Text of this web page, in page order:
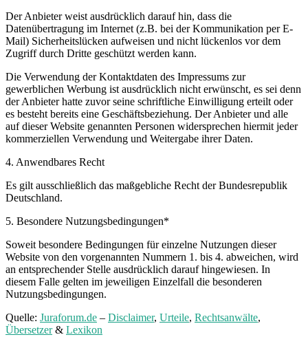
Der Anbieter weist ausdrücklich darauf hin, dass die
Datenübertragung im Internet (z.B. bei der Kommunikation per E-
Mail) Sicherheitslücken aufweisen und nicht lückenlos vor dem
Zugriff durch Dritte geschützt werden kann.
Die Verwendung der Kontaktdaten des Impressums zur
gewerblichen Werbung ist ausdrücklich nicht erwünscht, es sei denn
der Anbieter hatte zuvor seine schriftliche Einwilligung erteilt oder
es besteht bereits eine Geschäftsbeziehung. Der Anbieter und alle
auf dieser Website genannten Personen widersprechen hiermit jeder
kommerziellen Verwendung und Weitergabe ihrer Daten.
4. Anwendbares Recht
Es gilt ausschließlich das maßgebliche Recht der Bundesrepublik
Deutschland.
5. Besondere Nutzungsbedingungen*
Soweit besondere Bedingungen für einzelne Nutzungen dieser
Website von den vorgenannten Nummern 1. bis 4. abweichen, wird
an entsprechender Stelle ausdrücklich darauf hingewiesen. In
diesem Falle gelten im jeweiligen Einzelfall die besonderen
Nutzungsbedingungen.
Quelle: Juraforum.de – Disclaimer, Urteile, Rechtsanwälte,
Übersetzer& Lexikon